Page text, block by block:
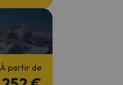
À partir de